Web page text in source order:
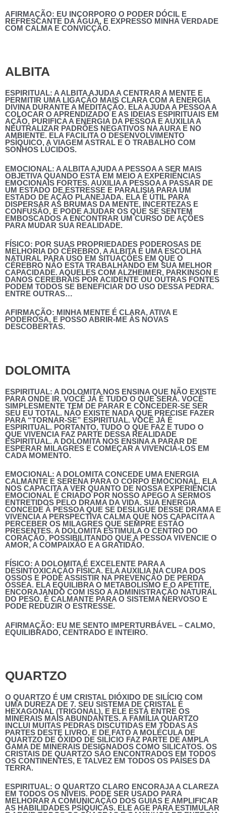
AFIRMAÇÃO: EU INCORPORO O PODER DÓCIL E
REFRESCANTE DA ÁGUA, E EXPRESSO MINHA VERDADE
COM CALMA E CONVICÇÃO.
ALBITA
ESPIRITUAL: A ALBITA AJUDA A CENTRAR A MENTE E
PERMITIR UMA LIGAÇÃO MAIS CLARA COM A ENERGIA
DIVINA DURANTE A MEDITAÇÃO. ELA AJUDA A PESSOA A
COLOCAR O APRENDIZADO E AS IDEIAS ESPIRITUAIS EM
AÇÃO, PURIFICA A ENERGIA DA PESSOA E AUXILIA A
NEUTRALIZAR PADRÕES NEGATIVOS NA AURA E NO
AMBIENTE. ELA FACILITA O DESENVOLVIMENTO
PSÍQUICO, A VIAGEM ASTRAL E O TRABALHO COM
SONHOS LÚCIDOS.
EMOCIONAL: A ALBITA AJUDA A PESSOA A SER MAIS
OBJETIVA QUANDO ESTÁ EM MEIO A EXPERIÊNCIAS
EMOCIONAIS FORTES. AUXILIA A PESSOA A PASSAR DE
UM ESTADO DE ESTRESSE E PARALISIA PARA UM
ESTADO DE AÇÃO PLANEJADA. ELA É ÚTIL PARA
DISPERSAR AS BRUMAS DA MENTE, INCERTEZAS E
CONFUSÃO, E PODE AJUDAR OS QUE SE SENTEM
EMBOSCADOS A ENCONTRAR UM CURSO DE AÇÕES
PARA MUDAR SUA REALIDADE.
FÍSICO: POR SUAS PROPRIEDADES PODEROSAS DE
MELHORIA DO CÉREBRO, A ALBITA É UMA ESCOLHA
NATURAL PARA USO EM SITUAÇÕES EM QUE O
CÉREBRO NÃO ESTA TRABALHANDO EM SUA MELHOR
CAPACIDADE. AQUELES COM ALZHEIMER, PARKINSON E
DANOS CEREBRAIS POR ACIDENTE OU OUTRAS FONTES
PODEM TODOS SE BENEFICIAR DO USO DESSA PEDRA.
ENTRE OUTRAS…
AFIRMAÇÃO: MINHA MENTE É CLARA, ATIVA E
PODEROSA, E POSSO ABRIR-ME ÀS NOVAS
DESCOBERTAS.
DOLOMITA
ESPIRITUAL: A DOLOMITA NOS ENSINA QUE NÃO EXISTE
PARA ONDE IR. VOCÊ JÁ É TUDO O QUE SERÁ. VOCÊ
SIMPLESMENTE TEM DE PARAR E CONCEDER-SE SER
SEU EU TOTAL. NÃO EXISTE NADA QUE PRECISE FAZER
PARA “TORNAR-SE” ESPIRITUAL. VOCÊ JÁ É
ESPIRITUAL. PORTANTO, TUDO O QUE FAZ E TUDO O
QUE VIVENCIA FAZ PARTE DESSA REALIDADE
ESPIRITUAL. A DOLOMITA NOS ENSINA A PARAR DE
ESPERAR MILAGRES E COMEÇAR A VIVENCIÁ-LOS EM
CADA MOMENTO.
EMOCIONAL: A DOLOMITA CONCEDE UMA ENERGIA
CALMANTE E SERENA PARA O CORPO EMOCIONAL. ELA
NOS CAPACITA A VER QUANTO DE NOSSA EXPERIÊNCIA
EMOCIONAL É CRIADO POR NOSSO APEGO A SERMOS
ENTRETIDOS PELO DRAMA DA VIDA. SUA ENERGIA
CONCEDE À PESSOA QUE SE DESLIGUE DESSE DRAMA E
VIVENCIA A PERSPECTIVA CALMA QUE NOS CAPACITA A
PERCEBER OS MILAGRES QUE SEMPRE ESTÃO
PRESENTES. A DOLOMITA ESTIMULA O CENTRO DO
CORAÇÃO, POSSIBILITANDO QUE A PESSOA VIVENCIE O
AMOR, A COMPAIXÃO E A GRATIDÃO.
FÍSICO: A DOLOMITA É EXCELENTE PARA A
DESINTOXICAÇÃO FÍSICA. ELA AUXILIA NA CURA DOS
OSSOS E PODE ASSISTIR NA PREVENÇÃO DE PERDA
ÓSSEA. ELA EQUILIBRA O METABOLISMO E O APETITE,
ENCORAJANDO COM ISSO A ADMINISTRAÇÃO NATURAL
DO PESO. É CALMANTE PARA O SISTEMA NERVOSO E
PODE REDUZIR O ESTRESSE.
AFIRMAÇÃO: EU ME SENTO IMPERTURBÁVEL – CALMO,
EQUILIBRADO, CENTRADO E INTEIRO.
QUARTZO
O QUARTZO É UM CRISTAL DIÓXIDO DE SILÍCIO COM
UMA DUREZA DE 7. SEU SISTEMA DE CRISTAL É
HEXAGONAL (TRIGONAL), E ELE ESTÁ ENTRE OS
MINERAIS MAIS ABUNDANTES. A FAMÍLIA QUARTZO
INCLUI MUITAS PEDRAS DISCUTIDAS EM TODAS AS
PARTES DESTE LIVRO, E DE FATO A MOLÉCULA DE
QUARTZO DE ÓXIDO DE SILÍCIO FAZ PARTE DE AMPLA
GAMA DE MINERAIS DESIGNADOS COMO SILICATOS. OS
CRISTAIS DE QUARTZO SÃO ENCONTRADOS EM TODOS
OS CONTINENTES, E TALVEZ EM TODOS OS PAÍSES DA
TERRA.
ESPIRITUAL: O QUARTZO CLARO ENCORAJA A CLAREZA
EM TODOS OS NÍVEIS. PODE SER USADO PARA
MELHORAR A COMUNICAÇÃO DOS GUIAS E AMPLIFICAR
AS HABILIDADES PSÍQUICAS. ELE AGE PARA ESTIMULAR